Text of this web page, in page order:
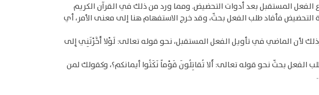
المستقبل بعد أدوات التحضيض. ومما ورد من ذلك في القرآن الكريم
فأفاد طلب الفعل بحثّ، وقد خرج الاستفهام هنا إلى معنى الأمر، أي
لأن الماضي في تأويل الفعل المستقبل، نحو قوله تعالى: لَوْلا أَخَّرْتَنِي إِلى
بحثّ نحو قوله تعالى: أَلا تُقاتِلُونَ قَوْماً نَكَثُوا أيمانكم؟، وكقولك لمن